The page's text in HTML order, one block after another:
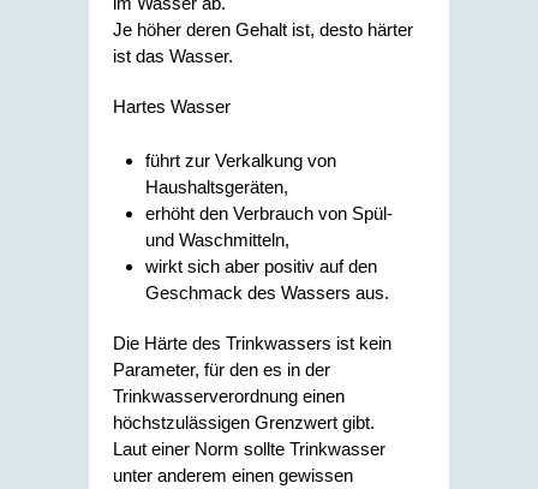
Je höher deren Gehalt ist, desto härter
ist das Wasser.
Hartes Wasser
führt zur Verkalkung von
Haushaltsgeräten,
erhöht den Verbrauch von Spül-
und Waschmitteln,
wirkt sich aber positiv auf den
Geschmack des Wassers aus.
Die Härte des Trinkwassers ist kein
Parameter, für den es in der
Trinkwasserverordnung einen
höchstzulässigen Grenzwert gibt.
Laut einer Norm sollte Trinkwasser
unter anderem einen gewissen